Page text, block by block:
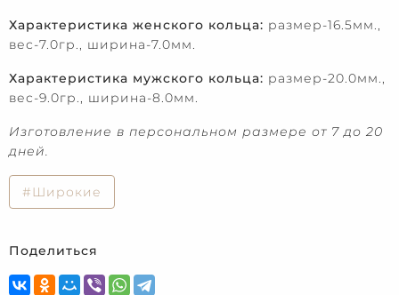
Характеристика женского кольца: размер-16.5мм.,
вес-7.0гр., ширина-7.0мм.
Характеристика мужского кольца: размер-20.0мм.,
вес-9.0гр., ширина-8.0мм.
Изготовление в персональном размере от 7 до 20
дней.
#Широкие
Поделиться